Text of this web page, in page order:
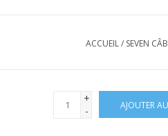
ACCUEIL/ SEVEN
+
-
AJOUTER